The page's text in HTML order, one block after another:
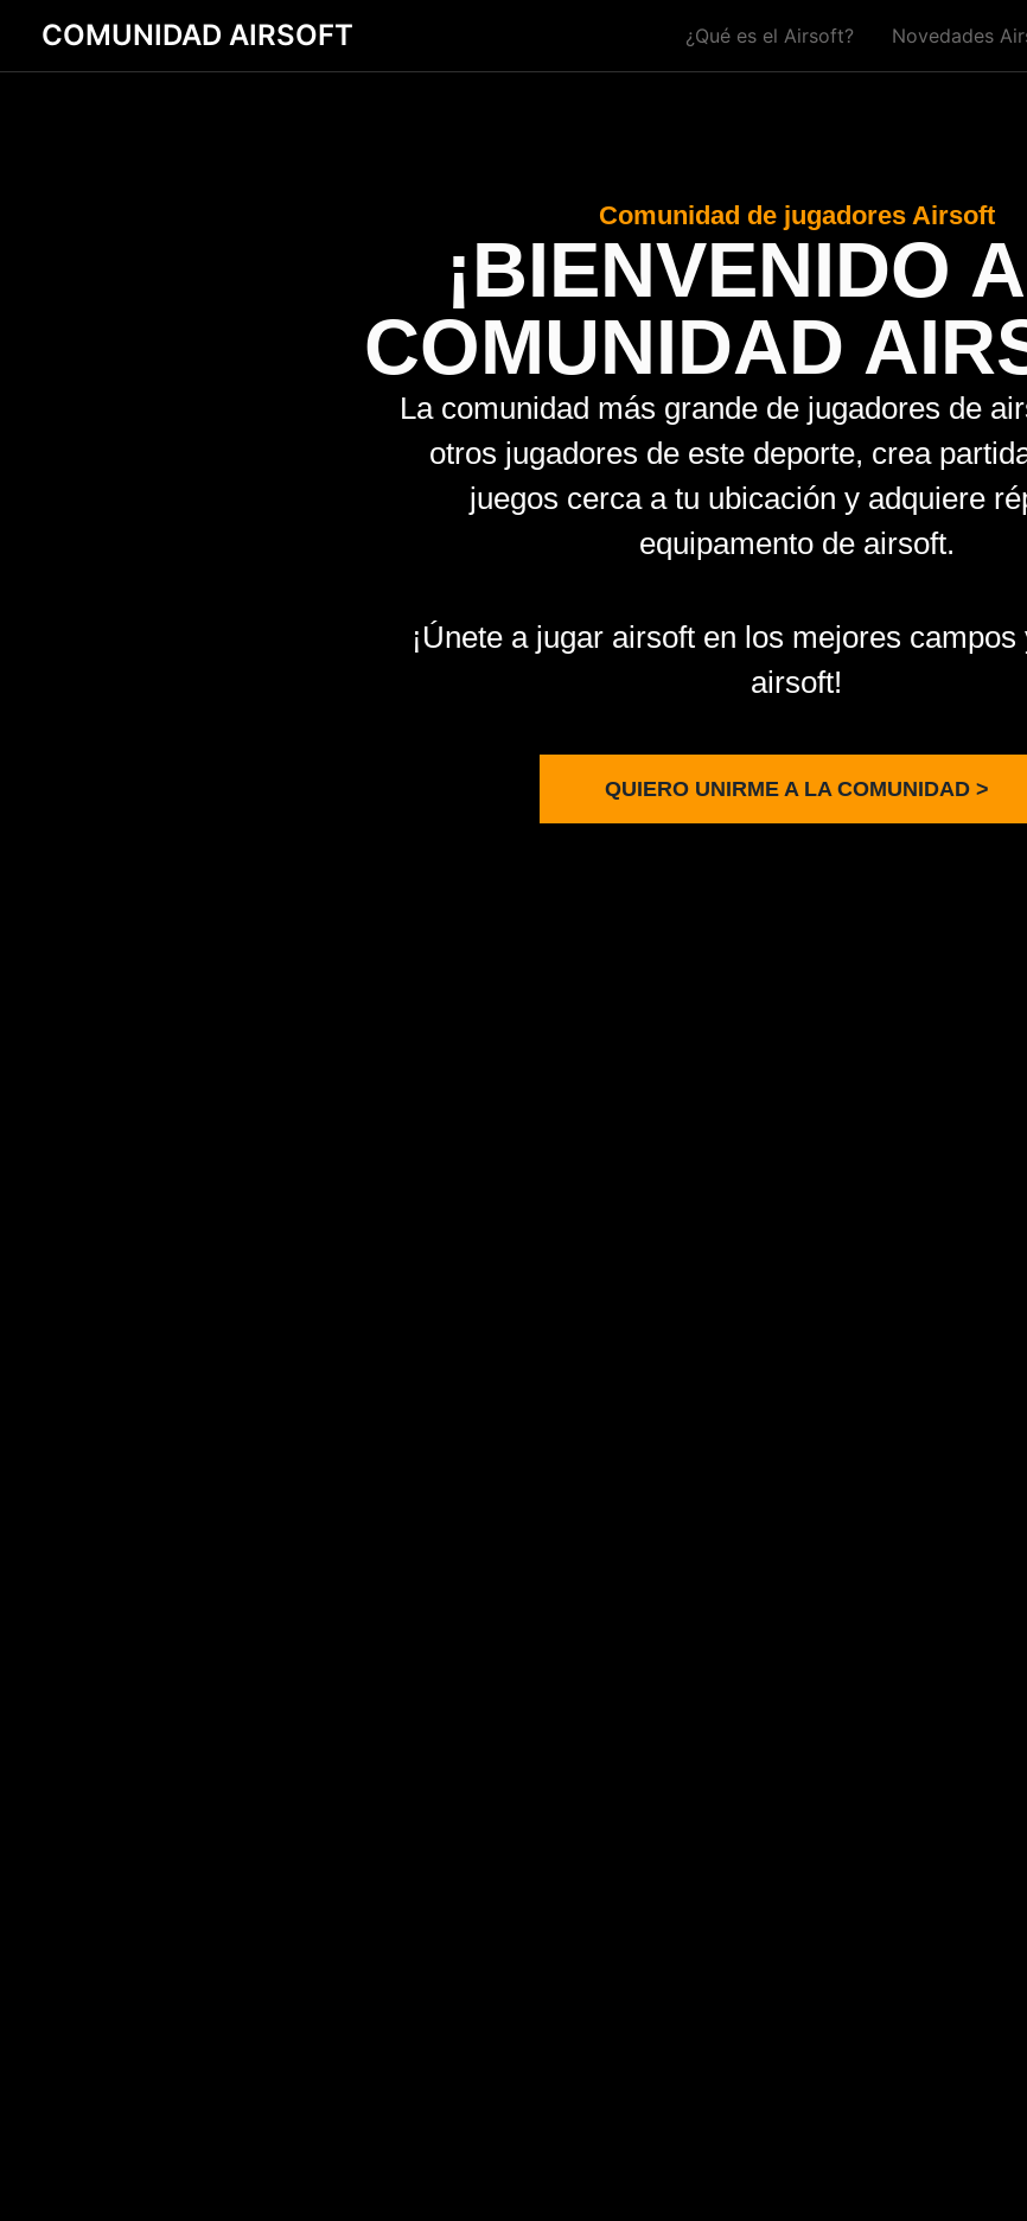
content
COMUNIDAD AIRSOFT ¿Qué es el Airsoft? Novedades
Comunidad de jugadores Airsoft
¡BIENVENIDO
COMUNIDAD
La comunidad más grande de jugadores de
otros jugadores de este deporte, crea
juegos cerca a tu ubicación y adquiere
equipamento de airsoft.
¡Únete a jugar airsoft en los mejores
airsoft!
QUIERO UNIRME A LA COMUNIDAD >